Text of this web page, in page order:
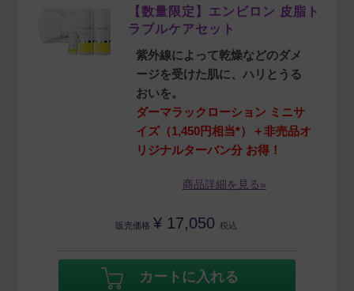
【数量限定】エンビロン 皮脂ト
ラブルケアセット
紫外線によって乾燥などのダメ
ージを受けた肌に、ハリとうる
おいを。
ダーマラックローション ミニサ
イズ（1,450円相当*）＋非売品オ
リジナルターバン分 お得！
商品詳細を見る»
販売価格 ¥ 17,050 税込
カートに入れる